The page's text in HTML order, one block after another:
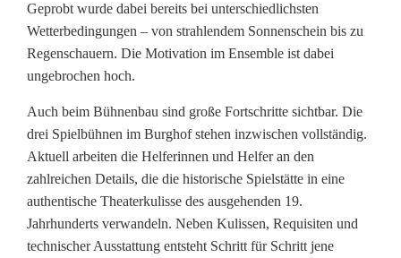
r
P
r
e
m
i
e
Geprobt wurde dabei bereits bei unterschiedlichsten
Wetterbedingungen – von strahlendem Sonnenschein bis zu
Regenschauern. Die Motivation im Ensemble ist dabei
ungebrochen hoch.
Auch beim Bühnenbau sind große Fortschritte sichtbar. Die
drei Spielbühnen im Burghof stehen inzwischen vollständig.
Aktuell arbeiten die Helferinnen und Helfer an den
zahlreichen Details, die die historische Spielstätte in eine
authentische Theaterkulisse des ausgehenden 19.
Jahrhunderts verwandeln. Neben Kulissen, Requisiten und
technischer Ausstattung entsteht Schritt für Schritt jene